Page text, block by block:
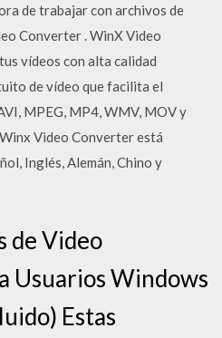
de trabajar con archivos de
Converter . WinX Video
vídeos con alta calidad
de vídeo que facilita el
MPEG, MP4, WMV, MOV y
Video Converter está
Inglés, Alemán, Chino y
de Video
Usuarios Windows
Estas